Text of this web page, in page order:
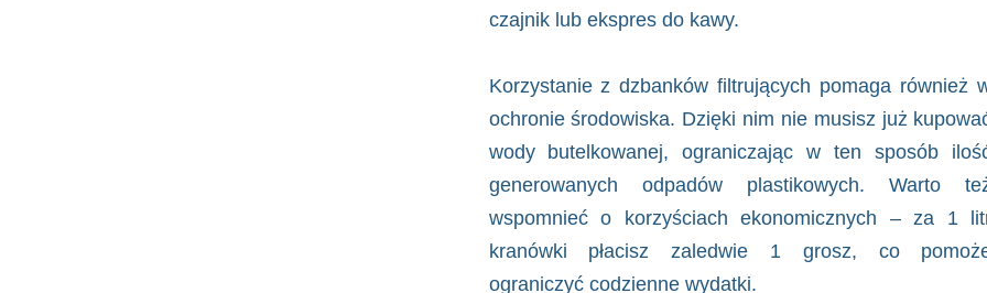
czajnik lub ekspres do kawy.
Korzystanie z dzbanków filtrujących pomaga również
ochronie środowiska. Dzięki nim nie musisz już
wody butelkowanej, ograniczając w ten sposób
generowanych odpadów plastikowych. Warto
wspomnieć o korzyściach ekonomicznych – za 1
kranówki płacisz zaledwie 1 grosz, co
ograniczyć codzienne wydatki.